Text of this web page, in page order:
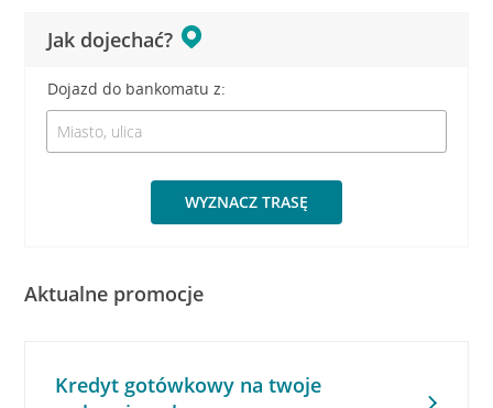
Jak dojechać?
Dojazd do bankomatu z:
WYZNACZ TRASĘ
Aktualne promocje
Kredyt gotówkowy na twoje